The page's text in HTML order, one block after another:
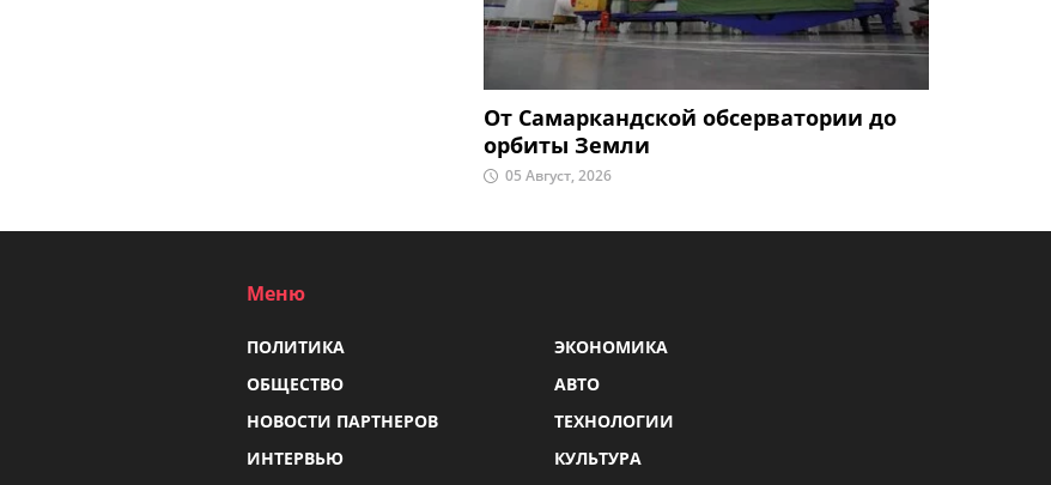
От Самаркандской обсерватории до
орбиты Земли
05 Август, 2026
Меню
ПОЛИТИКА
ЭКОНОМИКА
ОБЩЕСТВО
АВТО
НОВОСТИ ПАРТНЕРОВ
ТЕХНОЛОГИИ
ИНТЕРВЬЮ
КУЛЬТУРА